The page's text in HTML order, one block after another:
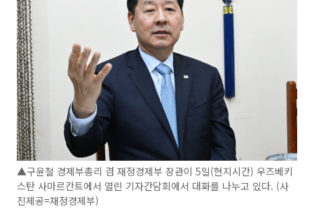
▲구윤철 경제부총리 겸 재정경제부 장관이 5일(현지시간) 우즈베키
스탄 사마르칸트에서 열린 기자간담회에서 대화를 나누고 있다. (사
진제공=재정경제부)